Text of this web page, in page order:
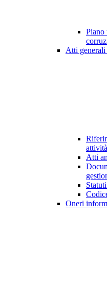
Piano
Atti generali
attività
Atti
Oneri